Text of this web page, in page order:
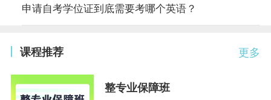
申请自考学位证到底需要考哪个英语？
更多
课程推荐
整专业保障班